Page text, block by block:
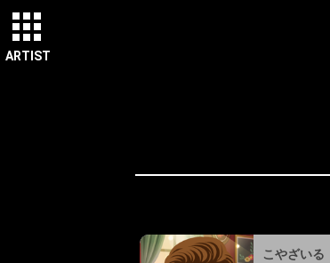
ARTIST
こやざいる